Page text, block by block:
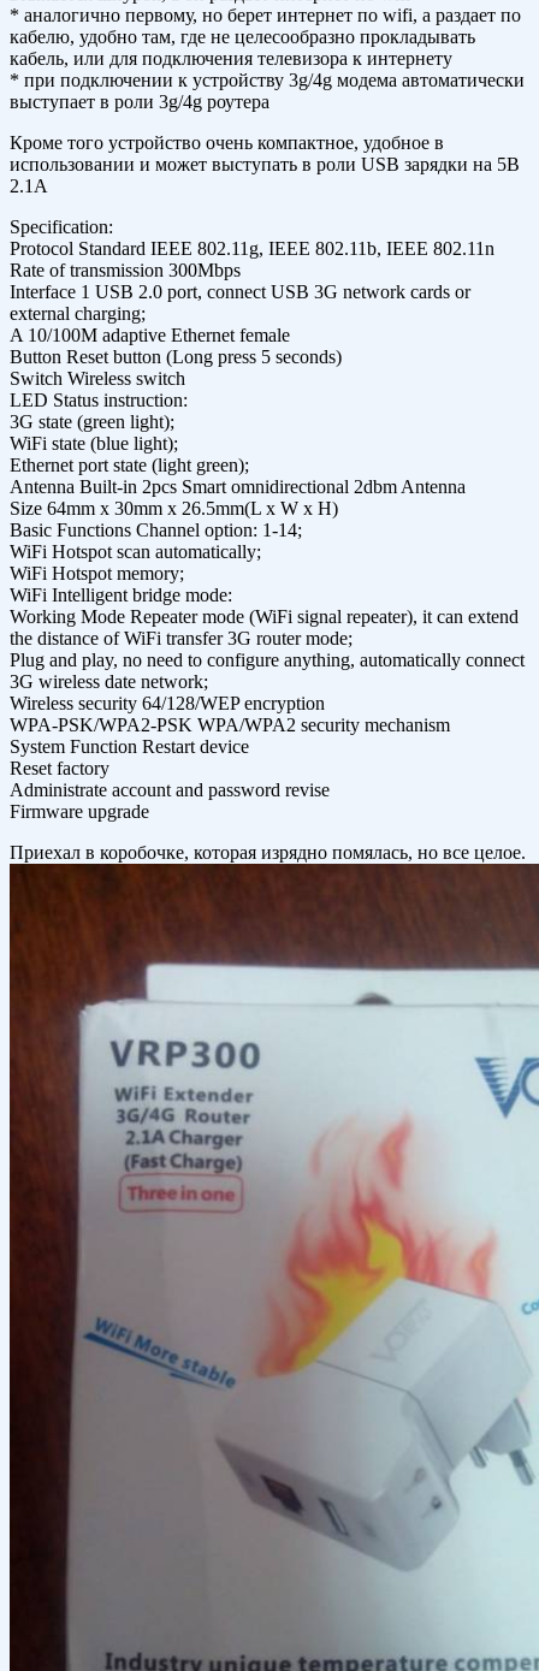
* аналогично первому, но берет интернет по wifi, а раздает по
кабелю, удобно там, где не целесообразно прокладывать
кабель, или для подключения телевизора к интернету
* при подключении к устройству 3g/4g модема автоматически
выступает в роли 3g/4g роутера
Кроме того устройство очень компактное, удобное в
использовании и может выступать в роли USB зарядки на 5В
2.1А
Specification:
Protocol Standard IEEE 802.11g, IEEE 802.11b, IEEE 802.11n
Rate of transmission 300Mbps
Interface 1 USB 2.0 port, connect USB 3G network cards or
external charging;
A 10/100M adaptive Ethernet female
Button Reset button (Long press 5 seconds)
Switch Wireless switch
LED Status instruction:
3G state (green light);
WiFi state (blue light);
Ethernet port state (light green);
Antenna Built-in 2pcs Smart omnidirectional 2dbm Antenna
Size 64mm x 30mm x 26.5mm(L x W x H)
Basic Functions Channel option: 1-14;
WiFi Hotspot scan automatically;
WiFi Hotspot memory;
WiFi Intelligent bridge mode:
Working Mode Repeater mode (WiFi signal repeater), it can extend
the distance of WiFi transfer 3G router mode;
Plug and play, no need to configure anything, automatically connect
3G wireless date network;
Wireless security 64/128/WEP encryption
WPA-PSK/WPA2-PSK WPA/WPA2 security mechanism
System Function Restart device
Reset factory
Administrate account and password revise
Firmware upgrade
Приехал в коробочке, которая изрядно помялась, но все целое.